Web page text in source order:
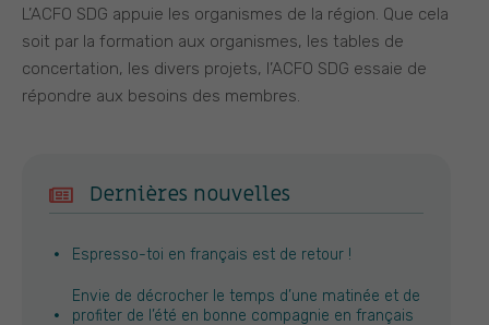
L’ACFO SDG appuie les organismes de la région. Que cela
soit par la formation aux organismes, les tables de
concertation, les divers projets, l’ACFO SDG essaie de
répondre aux besoins des membres.
Dernières nouvelles
Espresso-toi en français est de retour !
Envie de décrocher le temps d’une matinée et de
profiter de l’été en bonne compagnie en français